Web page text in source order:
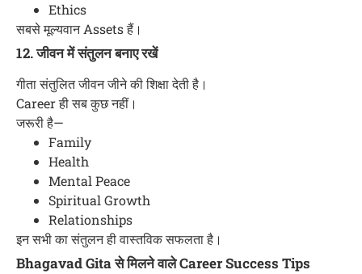
Ethics
सबसे मूल्यवान Assets हैं।
12. जीवन में संतुलन बनाए रखें
गीता संतुलित जीवन जीने की शिक्षा देती है।
Career ही सब कुछ नहीं।
जरूरी है—
Family
Health
Mental Peace
Spiritual Growth
Relationships
इन सभी का संतुलन ही वास्तविक सफलता है।
Bhagavad Gita से मिलने वाले Career Success Tips